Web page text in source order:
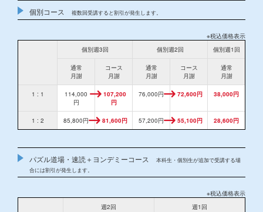
個別コース 複数回受講すると割引が発生します。
※税込価格表示
個別週3回
個別週2回 個別週1回
通常
月謝
コース
月謝
通常
月謝
コース
月謝
通常
月謝
1 : 1
114,000
円
107,200
円
76,000円 72,600円 38,000円
1 : 2 85,800円 81,600円 57,200円 55,100円 28,600円
パズル道場・速読＋ヨンデミーコース
本科生・個別生が追加で受講する場
合には割引が発生します。
※税込価格表示
週2回
週1回